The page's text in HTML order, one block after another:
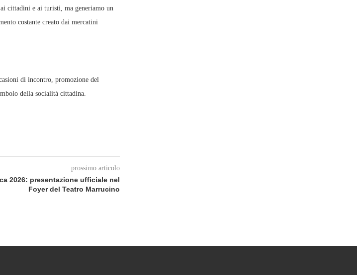
cittadini e ai turisti, ma generiamo un
costante creato dai mercatini
di incontro, promozione del
della socialità cittadina.
prossimo articolo
2026: presentazione ufficiale nel
Foyer del Teatro Marrucino